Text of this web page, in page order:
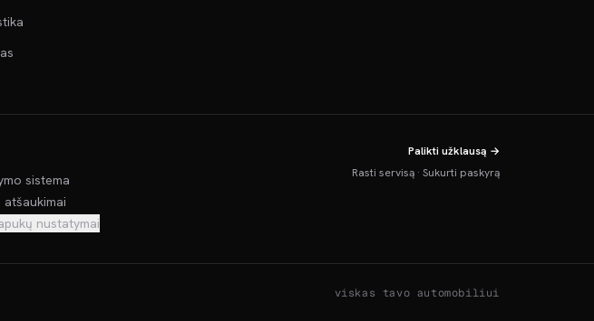
sistema
atšaukimai
nustatymai
Palikti užklausą →
Rasti servisą· Sukurti paskyrą
viskas tavo automobiliui